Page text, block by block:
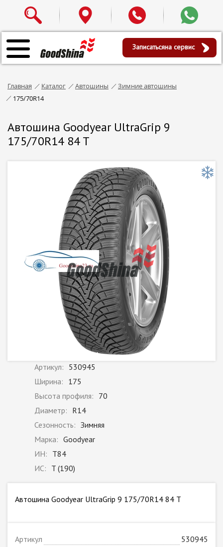
Записатьсяна сервис
Главная Каталог Автошины
Зимние автошины
175/70R14
Автошина Goodyear UltraGrip 9
175/70R14 84 T
Артикул: 530945
Ширина: 175
Высота профиля: 70
Диаметр: R14
Сезонность: Зимняя
Марка: Goodyear
ИН: T84
ИС: T (190)
Автошина Goodyear UltraGrip 9 175/70R14 84 T
Артикул
530945